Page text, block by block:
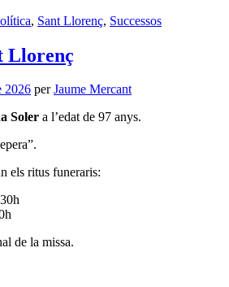
, Sant Llorenç, Successos
Llorenç
2026 perJaume Mercant
Soler a l’edat de 97 anys.
els ritus funeraris:
de la missa.